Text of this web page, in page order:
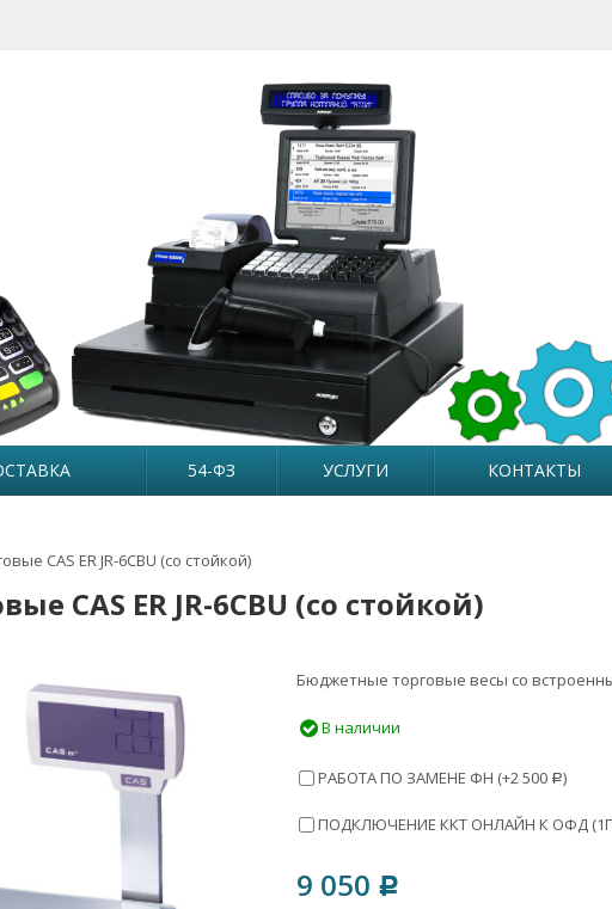
54-ФЗ УСЛУГИ КОНТАКТЫ
CAS ER JR-6CBU (со стойкой)
CAS ER JR-6CBU (со стойкой)
Бюджетные торговые весы со
В наличии
РАБОТА ПО ЗАМЕНЕ ФН (+2 500 Р)
ПОДКЛЮЧЕНИЕ ККТ ОНЛАЙН К ОФД
9 050 Р